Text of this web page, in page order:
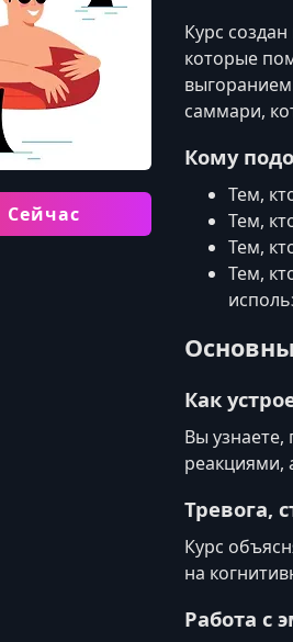
Сейчас
Курс
которые
саммари,
Кому
Тем,
Тем,
Тем,
Тем,
Как
Вы узнаете,
реакциями,
Тревога,
Курс
на
Работа с